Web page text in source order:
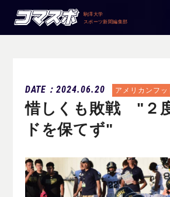
駒澤大学
スポーツ新聞編集部
DATE：2024.06.20 アメリカンフッ
惜しくも敗戦 "２
ドを保てず"